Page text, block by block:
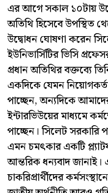
এর আগে সকাল ১০টায়
অতিথি হিসেবে উপস্থিত
উদ্বোধন ঘোষণা করেন
ইউনিভার্সিটির ভিসি
প্রধান অতিথির বক্তব্যে
একদিকে যেমন
পাচ্ছেন, অন্যদিকে
ইন্টারভিউয়ের মাধ্যমে
পাচ্ছেন। সিলেট সরকারি
এমন চমৎকার একটি
আন্তরিক ধন্যবাদ জানাই।
চাকরিপ্রার্থীদের